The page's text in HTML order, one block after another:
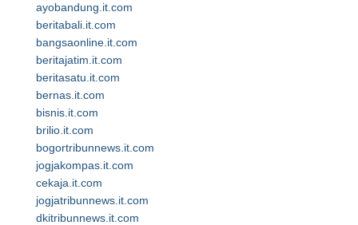
ayobandung.it.com
beritabali.it.com
bangsaonline.it.com
beritajatim.it.com
beritasatu.it.com
bernas.it.com
bisnis.it.com
brilio.it.com
bogortribunnews.it.com
jogjakompas.it.com
cekaja.it.com
jogjatribunnews.it.com
dkitribunnews.it.com